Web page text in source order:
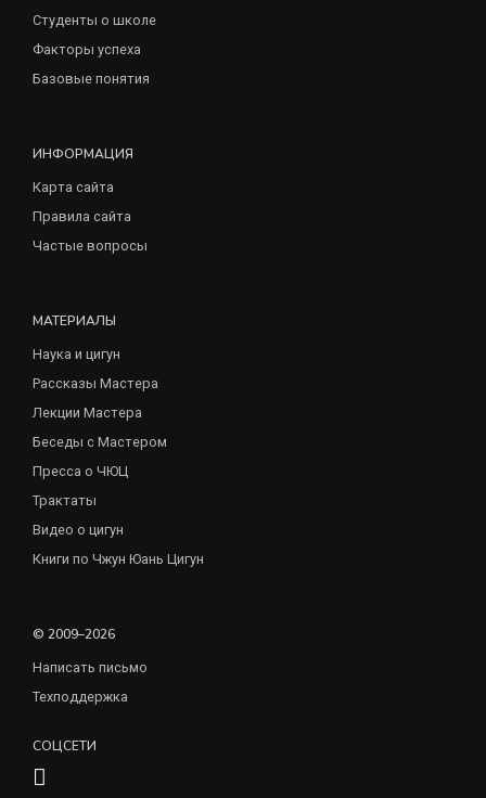
Студенты о школе
Факторы успеха
Базовые понятия
ИНФОРМАЦИЯ
Карта сайта
Правила сайта
Частые вопросы
МАТЕРИАЛЫ
Наука и цигун
Рассказы Мастера
Лекции Мастера
Беседы с Мастером
Пресса о ЧЮЦ
Трактаты
Видео о цигун
Книги по Чжун Юань Цигун
© 2009–2026
Написать письмо
Техподдержка
СОЦСЕТИ